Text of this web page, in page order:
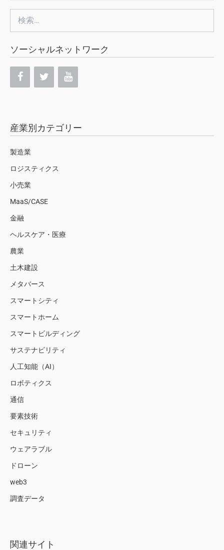
索:
ソーシャルネットワーク
産業別カテゴリー
製造業
ロジスティクス
小売業
MaaS/CASE
金融
ヘルスケア・医療
農業
土木建設
メタバース
スマートシティ
スマートホーム
スマートビルディング
サステナビリティ
人工知能（AI）
ロボティクス
通信
要素技術
セキュリティ
ウェアラブル
ドローン
web3
調査データ
関連サイト